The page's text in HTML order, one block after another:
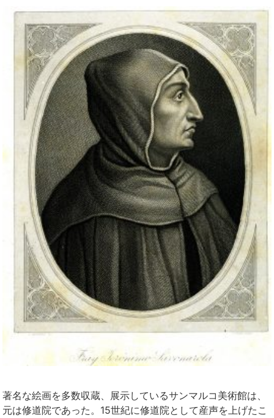
著名な絵画を多数収蔵、展示しているサンマルコ美術館は、
元は修道院であった。15世紀に修道院として産声を上げたこ